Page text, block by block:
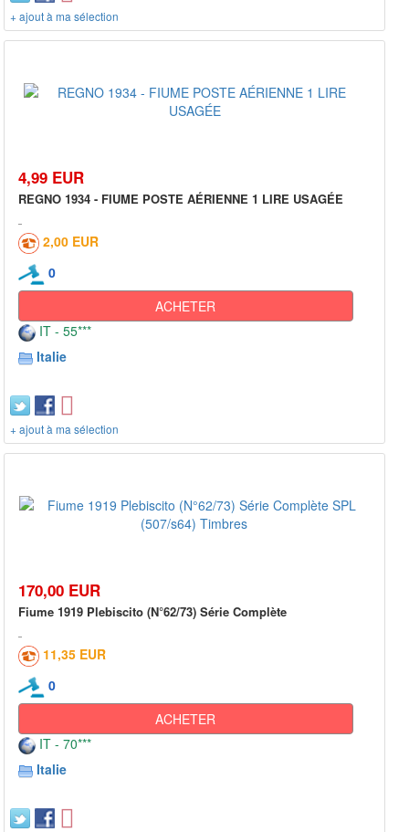
+ ajout à ma sélection
4,99 EUR
REGNO 1934 - FIUME POSTE AÉRIENNE 1 LIRE USAGÉE
2,00 EUR
0
ACHETER
IT - 55***
Italie
+ ajout à ma sélection
170,00 EUR
Fiume 1919 Plebiscito (N°62/73) Série Complète
11,35 EUR
0
ACHETER
IT - 70***
Italie